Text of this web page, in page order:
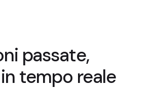
passate,
tempo reale